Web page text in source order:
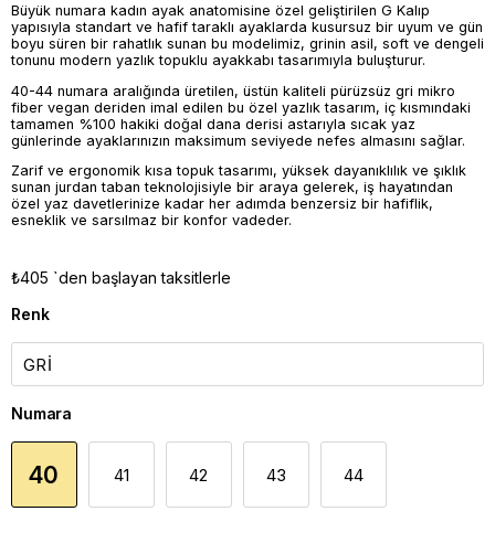
Büyük numara kadın ayak anatomisine özel geliştirilen G Kalıp
yapısıyla standart ve hafif taraklı ayaklarda kusursuz bir uyum ve gün
boyu süren bir rahatlık sunan bu modelimiz, grinin asil, soft ve dengeli
tonunu modern yazlık topuklu ayakkabı tasarımıyla buluşturur.
40-44 numara aralığında üretilen, üstün kaliteli pürüzsüz gri mikro
fiber vegan deriden imal edilen bu özel yazlık tasarım, iç kısmındaki
tamamen %100 hakiki doğal dana derisi astarıyla sıcak yaz
günlerinde ayaklarınızın maksimum seviyede nefes almasını sağlar.
Zarif ve ergonomik kısa topuk tasarımı, yüksek dayanıklılık ve şıklık
sunan jurdan taban teknolojisiyle bir araya gelerek, iş hayatından
özel yaz davetlerinize kadar her adımda benzersiz bir hafiflik,
esneklik ve sarsılmaz bir konfor vadeder.
₺405 `den başlayan taksitlerle
Renk
Numara
40 41 42 43 44